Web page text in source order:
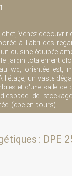
Venez
à l'abri des
cuisine équipée
jardin totalement
wc, orientée est,
l'étage, un vaste
et d'une salle de
de
(dpe en cours)
: DPE